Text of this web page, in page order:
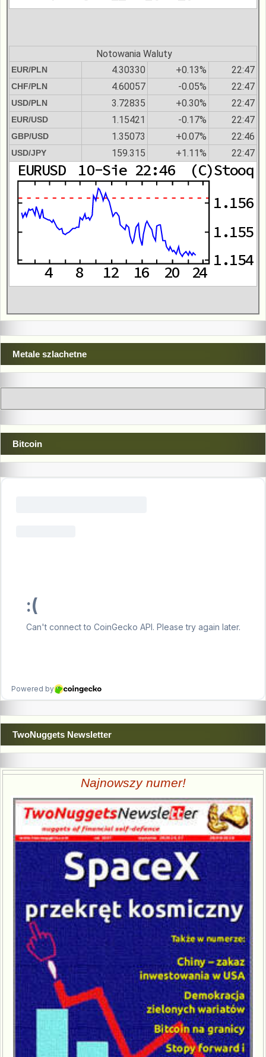
Notowania Waluty
EUR/PLN 4.30330 +0.13% 22:47
CHF/PLN 4.60057 -0.05% 22:47
USD/PLN 3.72835 +0.30% 22:47
EUR/USD 1.15421 -0.17% 22:47
GBP/USD 1.35073 +0.07% 22:46
USD/JPY 159.315 +1.11% 22:47
Metale szlachetne
Bitcoin
TwoNuggets Newsletter
Najnowszy numer!